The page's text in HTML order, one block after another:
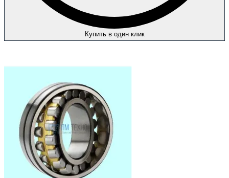
Купить в один клик